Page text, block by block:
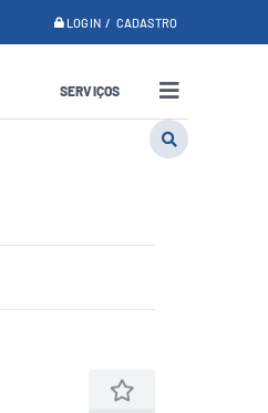
LOGIN / CADASTRO
SERVIÇOS